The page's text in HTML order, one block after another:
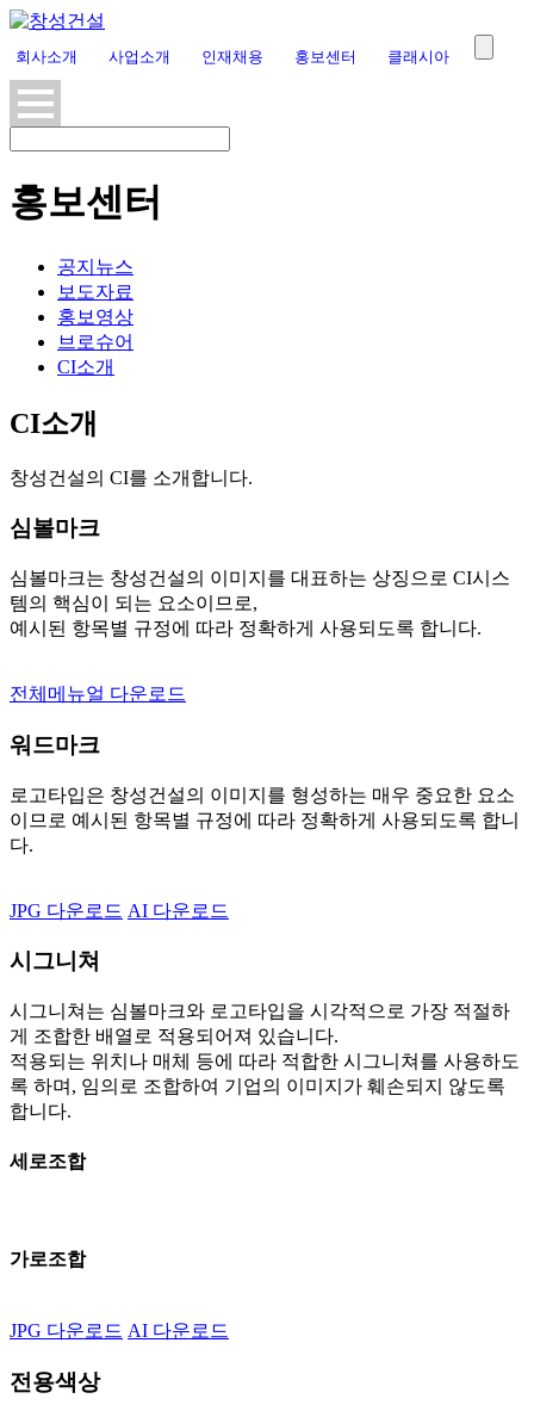
회사소개 사업소개 인재채용 홍보센터 클래시아
홍보센터
공지뉴스
보도자료
홍보영상
브로슈어
CI소개
CI소개
창성건설의 CI를 소개합니다.
심볼마크
심볼마크는 창성건설의 이미지를 대표하는 상징으로 CI시스
템의 핵심이 되는 요소이므로,
예시된 항목별 규정에 따라 정확하게 사용되도록 합니다.
전체메뉴얼 다운로드
워드마크
로고타입은 창성건설의 이미지를 형성하는 매우 중요한 요소
이므로 예시된 항목별 규정에 따라 정확하게 사용되도록 합니
다.
JPG 다운로드 AI 다운로드
시그니쳐
시그니쳐는 심볼마크와 로고타입을 시각적으로 가장 적절하
게 조합한 배열로 적용되어져 있습니다.
적용되는 위치나 매체 등에 따라 적합한 시그니쳐를 사용하도
록 하며, 임의로 조합하여 기업의 이미지가 훼손되지 않도록
합니다.
세로조합
가로조합
JPG 다운로드 AI 다운로드
전용색상